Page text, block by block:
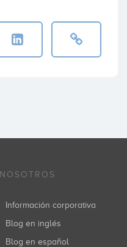
NOSOTROS
Información corporativa
Blog en inglés
Blog en español